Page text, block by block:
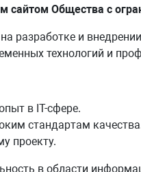
Общества с
разработке и
технологий и
в IT-сфере.
стандартам
проекту.
в области